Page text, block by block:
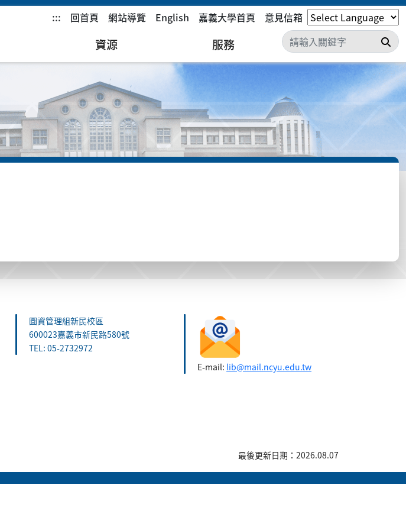
::: 回首頁 網站導覽 English 嘉義大學首頁 意見信箱
資源 服務 搜
圖資管理組新民校區
600023嘉義市新民路580號
TEL: 05-2732972
E-mail: lib@mail.ncyu.edu.tw
最後更新日期：2026.08.07